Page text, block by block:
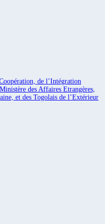
de l’Intégration
Ministère des Affaires Etrangères,
et des Togolais de l’Extérieur